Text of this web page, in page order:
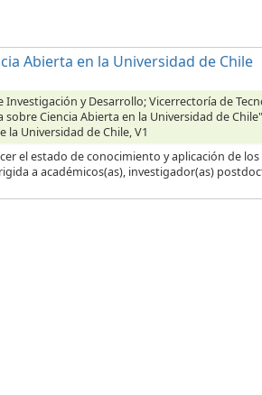
Abierta en la Universidad de Chile
Investigación y Desarrollo; Vicerrectoría de
sobre Ciencia Abierta en la Universidad de
la Universidad de Chile, V1
el estado de conocimiento y aplicación de
a académicos(as), investigador(as)